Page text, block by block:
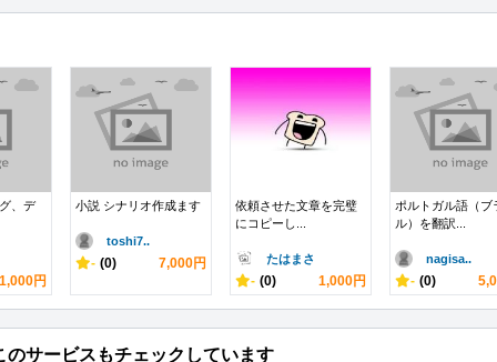
、デ
1,000円
小説 シナリオ作成ます
toshi7..
- (0) 7,000円
依頼させた文章を完璧
にコピーし...
たはまさ
- (0) 1,000円
ポルトガル語（ブ
ル）を翻訳...
nagisa..
- (0)
サービスもチェックしています